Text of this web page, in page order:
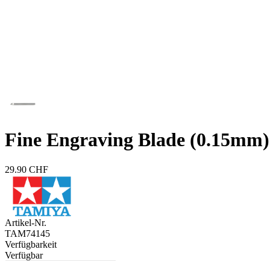
Fine Engraving Blade (0.15mm)
29.90 CHF
Artikel-Nr.
TAM74145
Verfügbarkeit
Verfügbar